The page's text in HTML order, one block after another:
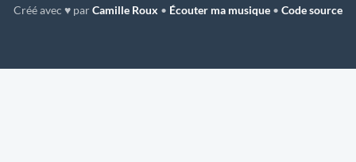
Créé avec ♥ parCamille Roux • Écouter ma musique • Code source